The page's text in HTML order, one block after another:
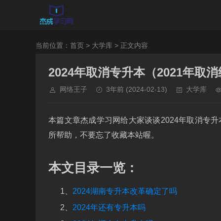
当前位置： 首页 > 大学库 > 正文内容
2024年取消专升本（2021年取
网络王子 3年前 (2024-02-13) 大学库
本篇文章杰成学习网给大家谈谈2024年取消专
所帮助，不要忘了收藏本站喔。
本文目录一览：
1、 2024湖南专升本改革确定了吗
2、 2024年还有专升本吗